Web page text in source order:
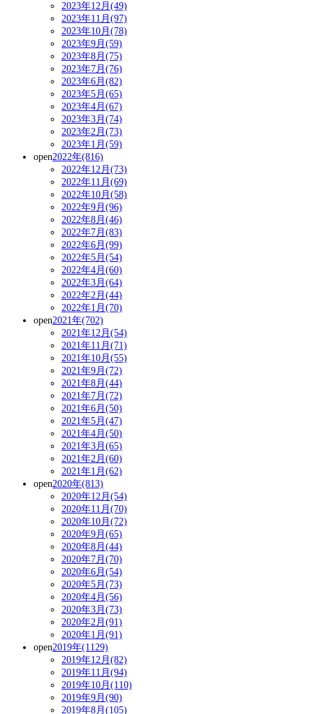
2023年12月(49)
2023年11月(97)
2023年10月(78)
2023年9月(59)
2023年8月(75)
2023年7月(76)
2023年6月(82)
2023年5月(65)
2023年4月(67)
2023年3月(74)
2023年2月(73)
2023年1月(59)
open2022年(816)
2022年12月(73)
2022年11月(69)
2022年10月(58)
2022年9月(96)
2022年8月(46)
2022年7月(83)
2022年6月(99)
2022年5月(54)
2022年4月(60)
2022年3月(64)
2022年2月(44)
2022年1月(70)
open2021年(702)
2021年12月(54)
2021年11月(71)
2021年10月(55)
2021年9月(72)
2021年8月(44)
2021年7月(72)
2021年6月(50)
2021年5月(47)
2021年4月(50)
2021年3月(65)
2021年2月(60)
2021年1月(62)
open2020年(813)
2020年12月(54)
2020年11月(70)
2020年10月(72)
2020年9月(65)
2020年8月(44)
2020年7月(70)
2020年6月(54)
2020年5月(73)
2020年4月(56)
2020年3月(73)
2020年2月(91)
2020年1月(91)
open2019年(1129)
2019年12月(82)
2019年11月(94)
2019年10月(110)
2019年9月(90)
2019年8月(105)